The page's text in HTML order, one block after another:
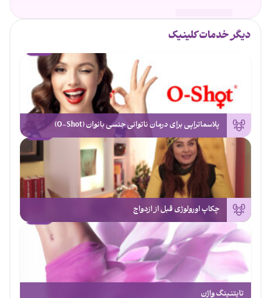
دیگر خدمات کلینیک
پلاسماتراپی برای درمان ناتوانی جنسی بانوان (O-Shot)
چکاپ اورولوژی قبل از ازدواج
تایتنینگ واژن